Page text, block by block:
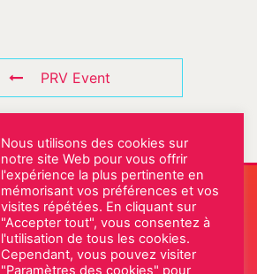
PRV Event
NXT Event
Notre permanence
Rue Abbé Eugène Fleury
22000 SAINT-BRIEUC
02 96 61 18 22
ESPACE MILITANT
Nous utilisons des cookies sur
notre site Web pour vous offrir
l'expérience la plus pertinente en
mémorisant vos préférences et vos
visites répétées. En cliquant sur
"Accepter tout", vous consentez à
l'utilisation de tous les cookies.
Cependant, vous pouvez visiter
"Paramètres des cookies" pour